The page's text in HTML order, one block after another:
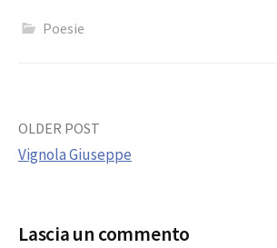
Poesie
Post
OLDER POST
Vignola Giuseppe
Lascia un commento